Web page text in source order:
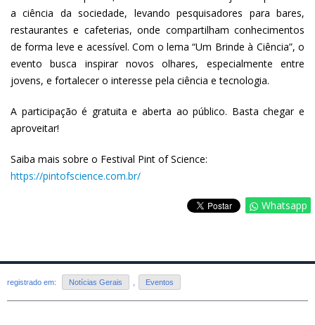
a ciência da sociedade, levando pesquisadores para bares,
restaurantes e cafeterias, onde compartilham conhecimentos
de forma leve e acessível. Com o lema “Um Brinde à Ciência”, o
evento busca inspirar novos olhares, especialmente entre
jovens, e fortalecer o interesse pela ciência e tecnologia.
A participação é gratuita e aberta ao público. Basta chegar e
aproveitar!
Saiba mais sobre o Festival Pint of Science:
https://pintofscience.com.br/
Whatsapp
registrado em: Notícias Gerais Eventos